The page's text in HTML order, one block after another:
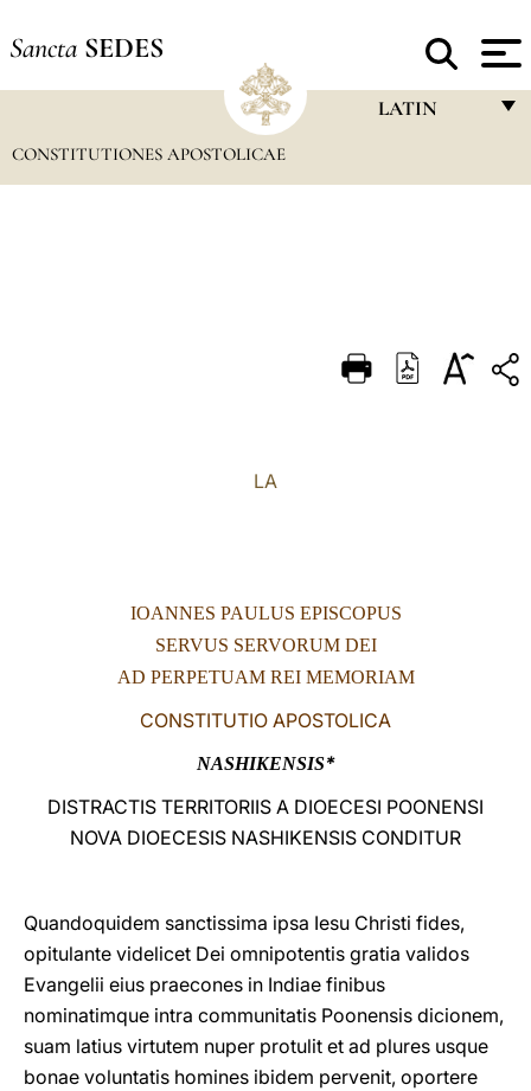
Sancta SEDES
LATIN
DEUTSCH
CONSTITUTIONES APOSTOLICAE
LA
IOANNES PAULUS EPISCOPUS
SERVUS SERVORUM DEI
AD PERPETUAM REI MEMORIAM
CONSTITUTIO APOSTOLICA
NASHIKENSIS*
DISTRACTIS TERRITORIIS A DIOECESI POONENSI
NOVA DIOECESIS NASHIKENSIS CONDITUR
Quandoquidem sanctissima ipsa Iesu Christi fides,
opitulante videlicet Dei omnipotentis gratia validos
Evangelii eius praecones in Indiae finibus
nominatimque intra communitatis Poonensis dicionem,
suam latius virtutem nuper protulit et ad plures usque
bonae voluntatis homines ibidem pervenit, oportere